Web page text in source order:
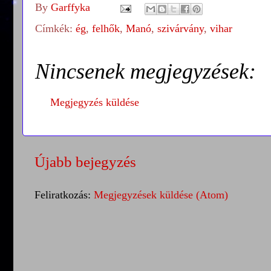
By Garffyka
Címkék: ég, felhők, Manó, szivárvány, vihar
Nincsenek megjegyzések:
Megjegyzés küldése
Újabb bejegyzés
Feliratkozás: Megjegyzések küldése (Atom)